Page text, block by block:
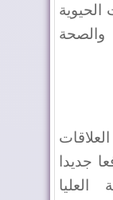
الحيوية
جديدا
العليا